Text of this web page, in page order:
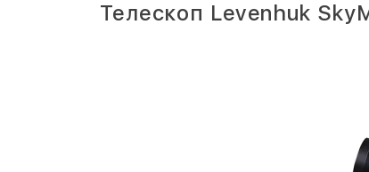
Телескоп Levenhuk